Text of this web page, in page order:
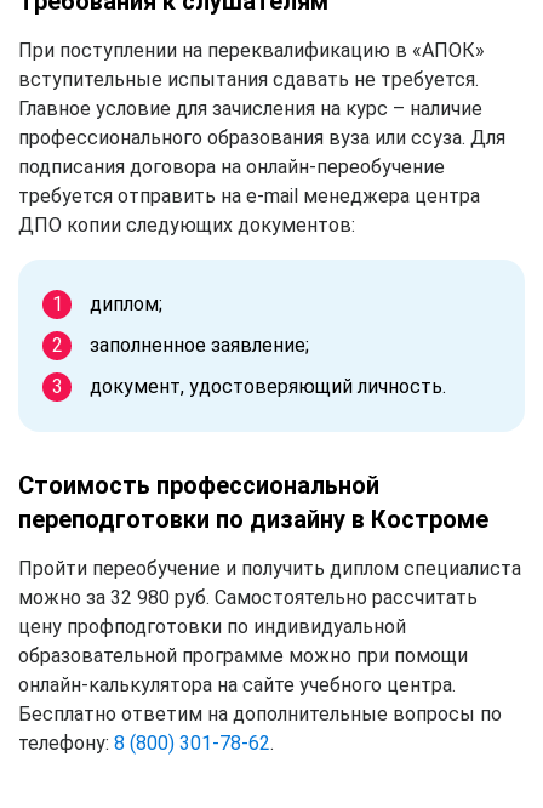
При поступлении на переквалификацию в «АПОК»
вступительные испытания сдавать не требуется.
Главное условие для зачисления на курс – наличие
профессионального образования вуза или ссуза. Для
подписания договора на онлайн-переобучение
требуется отправить на e-mail менеджера центра
ДПО копии следующих документов:
диплом;
заполненное заявление;
документ, удостоверяющий личность.
Стоимость профессиональной
переподготовки по дизайну в Костроме
Пройти переобучение и получить диплом специалиста
можно за 32 980 руб. Самостоятельно рассчитать
цену профподготовки по индивидуальной
образовательной программе можно при помощи
онлайн-калькулятора на сайте учебного центра.
Бесплатно ответим на дополнительные вопросы по
телефону: 8 (800) 301-78-62.